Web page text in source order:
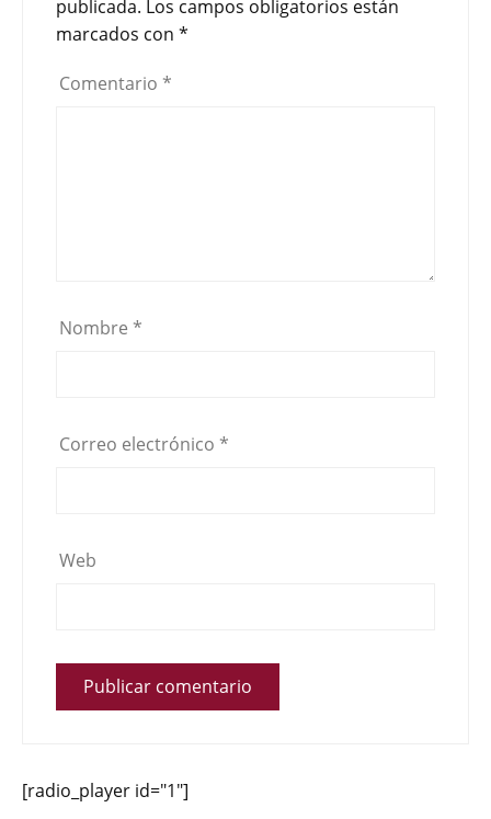
publicada. Los campos obligatorios están
marcados con *
Comentario *
Nombre *
Correo electrónico *
Web
[radio_player id="1"]